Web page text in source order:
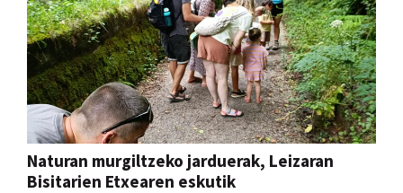
Naturan murgiltzeko jarduerak, Leizaran
Bisitarien Etxearen eskutik